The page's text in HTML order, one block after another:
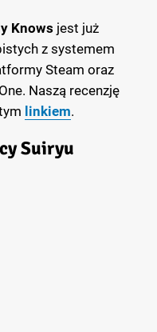
Knows jest już
z systemem
Steam oraz
Naszą recenzję
linkiem.
Suiryu